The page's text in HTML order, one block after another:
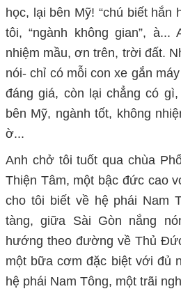
học, lại bên Mỹ! “chú biết hắn
tôi, “ngành không gian”,
nhiệm mầu, ơn trên, trời đất.
nói- chỉ có mỗi con xe gắn
đáng giá, còn lại chẳng có
bên Mỹ, ngành tốt, không
ờ...
Anh chở tôi tuốt qua chùa
Thiện Tâm, một bậc đức cao
cho tôi biết về hệ phái Nam
tàng, giữa Sài Gòn nắng
hướng theo đường về Thủ
một bữa cơm đặc biệt với đủ
hệ phái Nam Tông, một trãi